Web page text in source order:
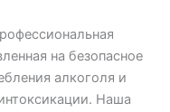
на безопасное
алкоголя и
Наша